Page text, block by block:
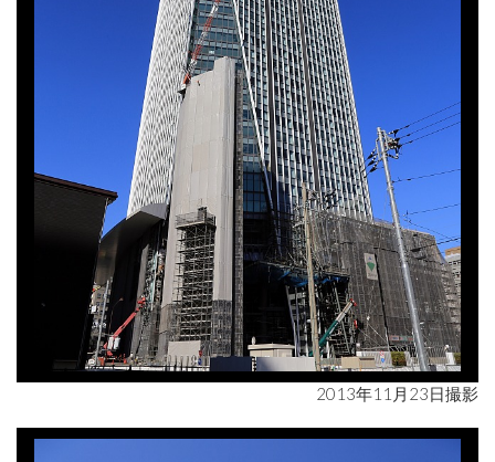
2013年11月23日撮影